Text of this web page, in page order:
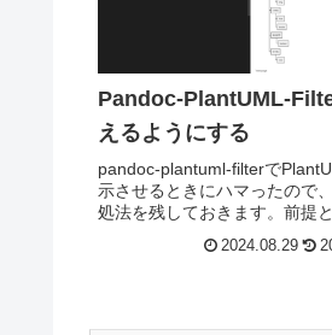
Pandoc-PlantUML-
えるようにする
pandoc-plantuml-filterで
示させるときにハマったので
処法を残しておきます。前提と
Code 1.92.2拡張機能：Mar
2024.08.29